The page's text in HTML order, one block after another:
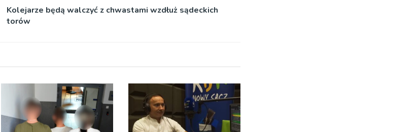
Kolejarze będą walczyć z chwastami wzdłuż sądeckich
torów